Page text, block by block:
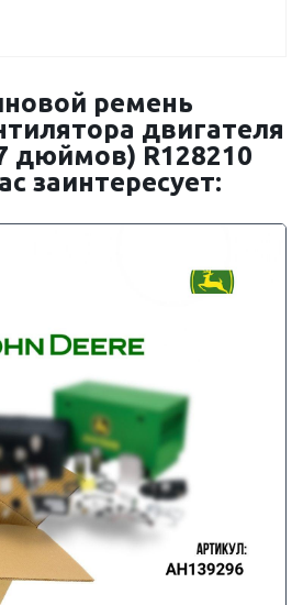
ремень
двигателя
дюймов) R128210
заинтересует: